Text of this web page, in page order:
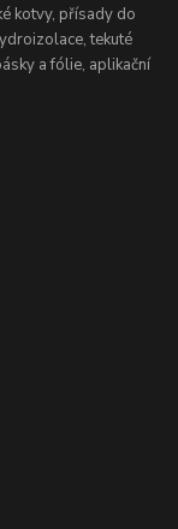
kotvy, přísady do
tekuté
a fólie, aplikační